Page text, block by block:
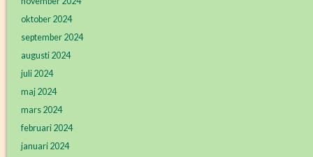
oktober 2024
september 2024
augusti 2024
juli 2024
maj 2024
mars 2024
februari 2024
januari 2024